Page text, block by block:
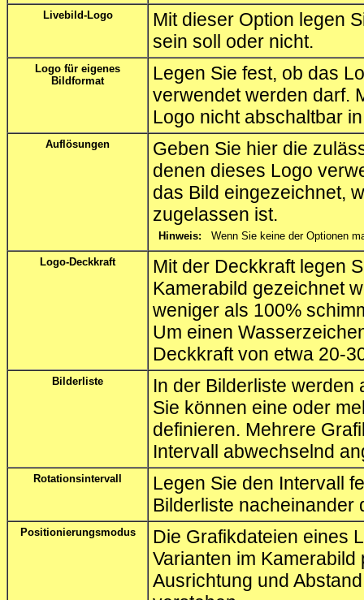
Livebild-Logo
Mit dieser Option legen
sein soll oder nicht.
Logo für eigenes
Bildformat
Legen Sie fest, ob das
verwendet werden darf.
Logo nicht abschaltbar
Auflösungen
Geben Sie hier die
denen dieses Logo
das Bild eingezeichnet,
zugelassen ist.
Hinweis: Wenn Sie keine der Optionen
Logo-Deckkraft
Mit der Deckkraft legen
Kamerabild gezeichnet
weniger als 100%
Um einen
Deckkraft von etwa 20-
Bilderliste
In der Bilderliste
Sie können eine oder
definieren. Mehrere
Intervall abwechselnd
Rotationsintervall
Legen Sie den Intervall
Bilderliste nacheinander
Positionierungsmodus
Die Grafikdateien eines
Varianten im
Ausrichtung und